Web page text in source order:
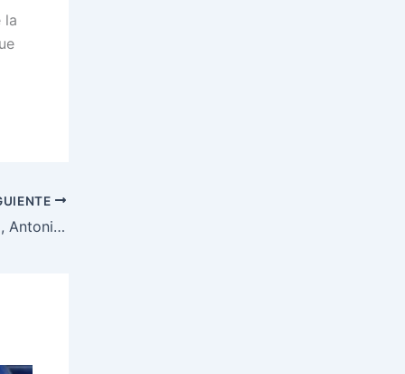
la
El director deportivo del Sevilla FC, Antonio Cordón, descarta a Sergio Ramos: «Ni me lo planteo»